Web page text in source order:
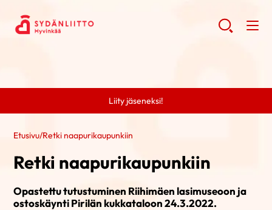
Liity jäseneksi!
Etusivu/Retki naapurikaupunkiin
Retki naapurikaupunkiin
Opastettu tutustuminen Riihimäen lasimuseoon ja
ostoskäynti Pirilän kukkataloon 24.3.2022.